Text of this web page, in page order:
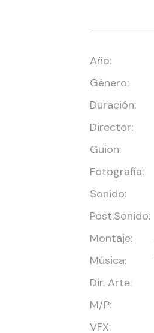
Año:
Género:
Duración:
Director:
Guion:
Fotografía:
Sonido:
Post.Sonido:
Montaje:
Música:
Dir. Arte:
M/P:
VFX: